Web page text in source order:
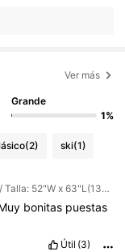
Ver más
Grande
1%
(2) ski(1)
Color: Gris / Cantidad: 2pcs / Talla: 52"W x 63"L(132 x 160cm)
bonitas puestas
Útil (3)